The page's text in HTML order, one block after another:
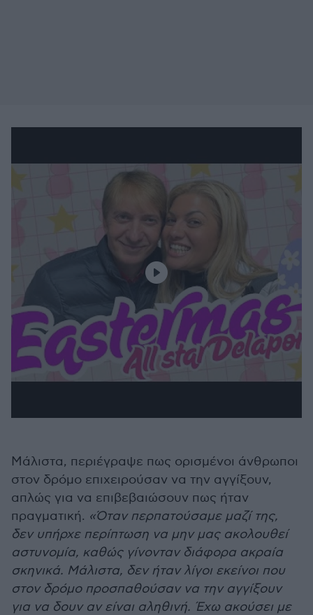
Μάλιστα, περιέγραψε πως ορισμένοι άνθρωποι
στον δρόμο επιχειρούσαν να την αγγίξουν,
απλώς για να επιβεβαιώσουν πως ήταν
πραγματική. «Όταν περπατούσαμε μαζί της,
δεν υπήρχε περίπτωση να μην μας ακολουθεί
αστυνομία, καθώς γίνονταν διάφορα ακραία
σκηνικά. Μάλιστα, δεν ήταν λίγοι εκείνοι που
στον δρόμο προσπαθούσαν να την αγγίξουν
για να δουν αν είναι αληθινή. Έχω ακούσει με